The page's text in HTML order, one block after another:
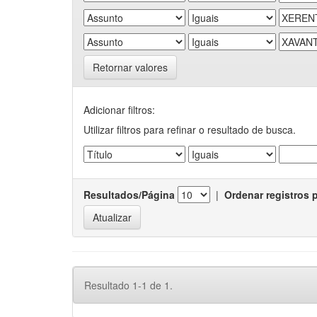
Retornar valores
Adicionar filtros:
Utilizar filtros para refinar o resultado de busca.
Resultados/Página | Ordenar registros
Resultado 1-1 de 1.